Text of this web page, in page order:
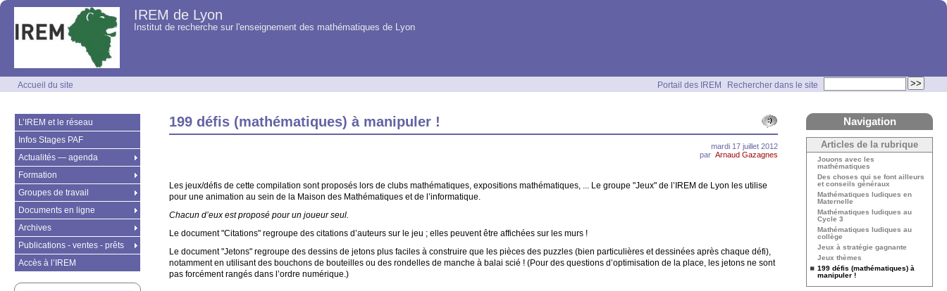
IREM de Lyon
Institut de recherche sur l'enseignement des mathématiques de Lyon
Portail des IREM Rechercher dans le site
Accueil du site
199 défis (mathématiques) à manipuler !
mardi 17 juillet 2012
par Arnaud Gazagnes
Les jeux/défis de cette compilation sont proposés lors de clubs mathématiques, expositions mathématiques, ... Le groupe "Jeux" de l’IREM de Lyon les utilise
pour une animation au sein de la Maison des Mathématiques et de l’informatique.
Chacun d’eux est proposé pour un joueur seul.
Le document "Citations" regroupe des citations d’auteurs sur le jeu ; elles peuvent être affichées sur les murs !
Le document "Jetons" regroupe des dessins de jetons plus faciles à construire que les pièces des puzzles (bien particulières et dessinées après chaque défi),
notamment en utilisant des bouchons de bouteilles ou des rondelles de manche à balai scié ! (Pour des questions d’optimisation de la place, les jetons ne sont
pas forcément rangés dans l’ordre numérique.)
L’IREM et le réseau
Infos Stages PAF
Actualités — agenda
Formation
Groupes de travail
Documents en ligne
Archives
Publications - ventes - prêts
Accès à l’IREM
Navigation
Articles de la rubrique
Jouons avec les
mathématiques
Des choses qui se font ailleurs
et conseils généraux
Mathématiques ludiques en
Maternelle
Mathématiques ludiques au
Cycle 3
Mathématiques ludiques au
collège
Jeux à stratégie gagnante
Jeux thèmes
199 défis (mathématiques) à
manipuler !